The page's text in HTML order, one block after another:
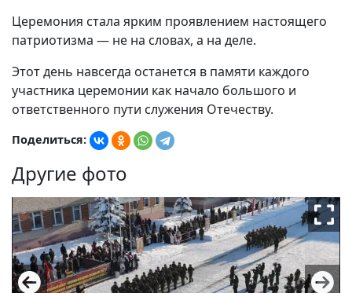
Церемония стала ярким проявлением настоящего
патриотизма — не на словах, а на деле.
Этот день навсегда останется в памяти каждого
участника церемонии как начало большого и
ответственного пути служения Отечеству.
Поделиться:
Другие фото